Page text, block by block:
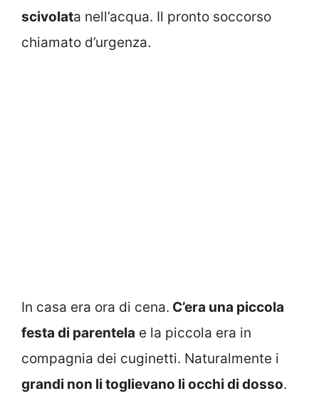
scivolata nell’acqua. Il pronto soccorso
chiamato d’urgenza.
In casa era ora di cena. C’era una piccola
festa di parentela e la piccola era in
compagnia dei cuginetti. Naturalmente i
grandi non li toglievano li occhi di dosso.